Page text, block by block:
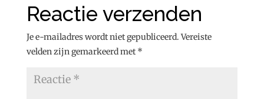
Reactie verzenden
Je e-mailadres wordt niet gepubliceerd. Vereiste
velden zijn gemarkeerd met *